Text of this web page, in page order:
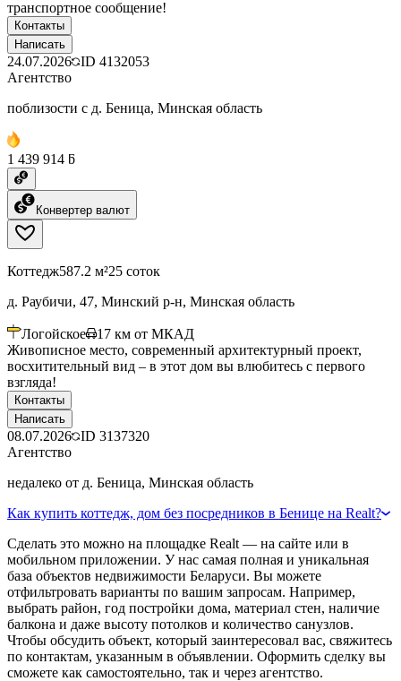
транспортное сообщение!
Контакты
Написать
24.07.2026 ID 4132053
Агентство
поблизости с д. Беница, Минская область
1 439 914 ƃ
Конвертер валют
Коттедж587.2 м²25 соток
д. Раубичи, 47, Минский р-н, Минская область
Логойское 17 км от МКАД
Живописное место, современный архитектурный проект,
восхитительный вид – в этот дом вы влюбитесь с первого
взгляда!
Контакты
Написать
08.07.2026 ID 3137320
Агентство
недалеко от д. Беница, Минская область
Как купить коттедж, дом без посредников в Бенице на Realt?
Сделать это можно на площадке Realt — на сайте или в
мобильном приложении. У нас самая полная и уникальная
база объектов недвижимости Беларуси. Вы можете
отфильтровать варианты по вашим запросам. Например,
выбрать район, год постройки дома, материал стен, наличие
балкона и даже высоту потолков и количество санузлов.
Чтобы обсудить объект, который заинтересовал вас, свяжитесь
по контактам, указанным в объявлении. Оформить сделку вы
сможете как самостоятельно, так и через агентство.